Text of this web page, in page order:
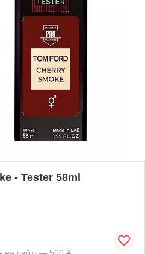
- Tester 58ml